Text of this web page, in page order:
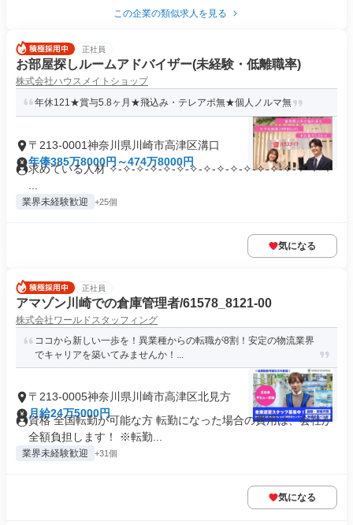
この企業の類似求人を見る
正社員
お部屋探しルームアドバイザー(未経験・低離職率)
株式会社ハウスメイトショップ
年休121★賞与5.8ヶ月★飛込み・テレアポ無★個人ノルマ無
〒213-0001神奈川県川崎市高津区溝口
年俸385万8000円～474万8000円
求めている人材 ✧-✧-✧-✧-✧-✧-✧-✧-✧-✧-✧-✧-✧-✧-✧-✧-✧
業界未経験歓迎 +25個
気になる
正社員
アマゾン川崎での倉庫管理者/61578_8121-00
株式会社ワールドスタッフィング
ココから新しい一歩を！異業種からの転職が8割！安定の物流業界
でキャリアを築いてみませんか！...
〒213-0005神奈川県川崎市高津区北見方
月給24万5000円
資格 全国転勤が可能な方 転勤になった場合の費用は、会社が
全額負担します！ ※転勤...
業界未経験歓迎 +31個
気になる